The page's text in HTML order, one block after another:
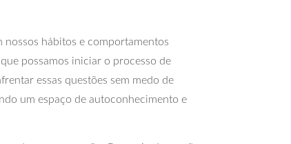
nossos hábitos e comportamentos
possamos iniciar o processo de
essas questões sem medo de
um espaço de autoconhecimento e